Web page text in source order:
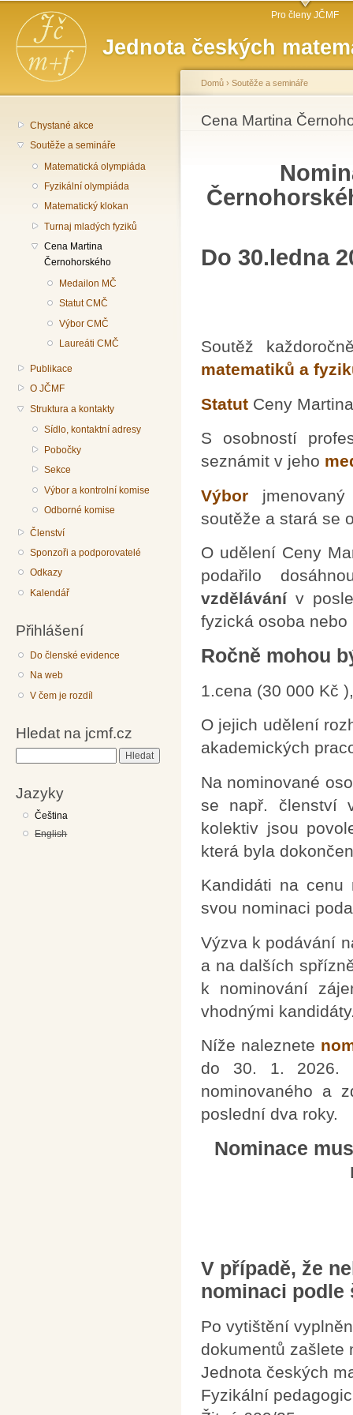
Jednota českých
Hlavní menu Pro členy JČMF
Chystané akce
Soutěže a semináře
Matematická olympiáda
Fyzikální olympiáda
Matematický klokan
Turnaj mladých fyziků
Cena Martina
Černohorského
Medailon MČ
Statut CMČ
Výbor CMČ
Laureáti CMČ
Publikace
O JČMF
Struktura a kontakty
Sídlo, kontaktní adresy
Pobočky
Sekce
Výbor a kontrolní komise
Odborné komise
Členství
Sponzoři a podporovatelé
Odkazy
Kalendář
Přihlášení
Do členské evidence
Na web
V čem je rozdíl
Hledat na jcmf.cz
Jazyky
Čeština
English
Jste zde
Domů › Soutěže a semináře
Cena Martina
Do 30.ledna
Soutěž
matematiků a
Statut Ceny
S osobností
seznámit v jeho
Výbor
soutěže a stará se
O udělení Ceny
podařilo
vzdělávánív
fyzická osoba
Ročně mohou
1.cena (30 000 Kč
O jejich udělení
akademických
Na nominované
se např. členství
kolektiv jsou
která byla
Kandidáti na cenu
svou nominaci
Výzva k podávání
a na dalších
k nominování
vhodnými
Níže naleznete
do 30. 1. 2026.
nominovaného a
poslední dva roky.
Nominace
V případě, že
nominaci podle
Po vytištění
dokumentů zašlete
Jednota českých
Fyzikální